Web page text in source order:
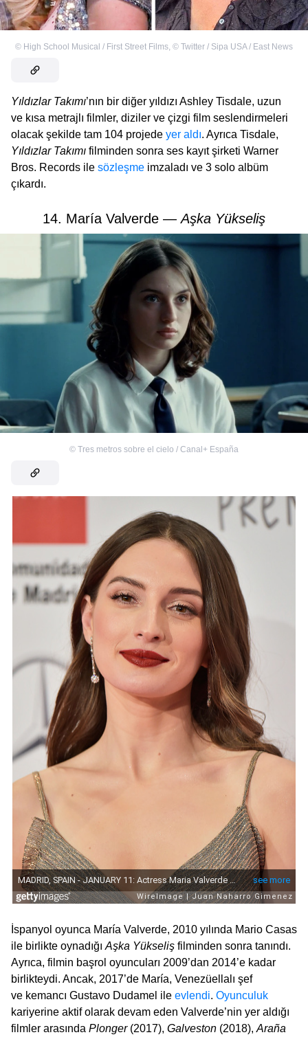
© High School Musical / First Street Films © Twitter / Sipa USA / East News
Yıldızlar Takımı’nın bir diğer yıldızı Ashley Tisdale, uzun
ve kısa metrajlı filmler, diziler ve çizgi film seslendirmeleri
olacak şekilde tam 104 projede yer aldı. Ayrıca Tisdale,
Yıldızlar Takımı filminden sonra ses kayıt şirketi Warner
Bros. Records ile sözleşme imzaladı ve 3 solo albüm
çıkardı.
14. María Valverde —Aşka Yükseliş
© Tres metros sobre el cielo / Canal+ España
İspanyol oyunca María Valverde, 2010 yılında Mario Casas
ile birlikte oynadığı Aşka Yükseliş filminden sonra tanındı.
Ayrıca, filmin başrol oyuncuları 2009’dan 2014’e kadar
birlikteydi. Ancak, 2017’de María, Venezüellalı şef
ve kemancı Gustavo Dudamel ile evlendi. Oyunculuk
kariyerine aktif olarak devam eden Valverde’nin yer aldığı
filmler arasında Plonger(2017), Galveston (2018), Araña